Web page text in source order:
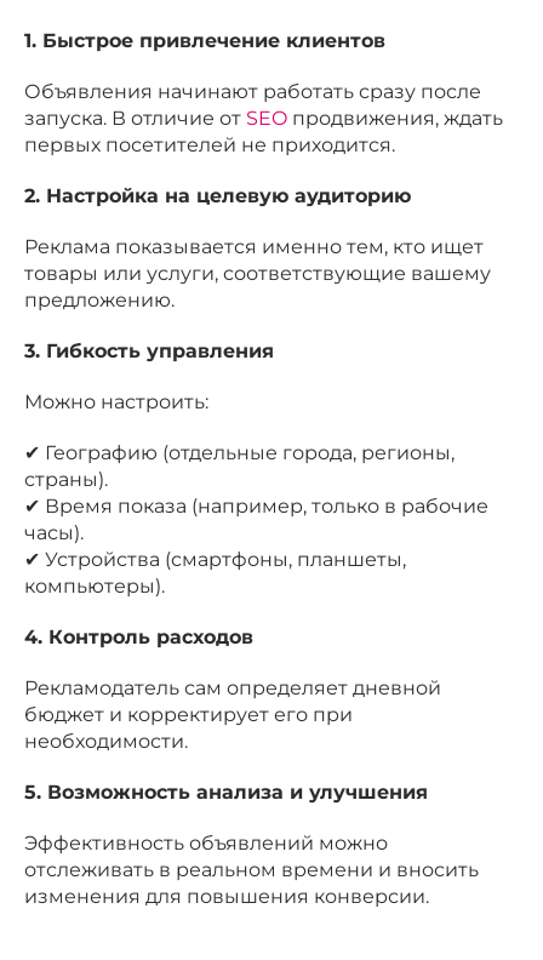
1. Быстрое привлечение клиентов
Объявления начинают работать сразу после
запуска. В отличие от SEO продвижения, ждать
первых посетителей не приходится.
2. Настройка на целевую аудиторию
Реклама показывается именно тем, кто ищет
товары или услуги, соответствующие вашему
предложению.
3. Гибкость управления
Можно настроить:
✔ Географию (отдельные города, регионы,
страны).
✔ Время показа (например, только в рабочие
часы).
✔ Устройства (смартфоны, планшеты,
компьютеры).
4. Контроль расходов
Рекламодатель сам определяет дневной
бюджет и корректирует его при
необходимости.
5. Возможность анализа и улучшения
Эффективность объявлений можно
отслеживать в реальном времени и вносить
изменения для повышения конверсии.